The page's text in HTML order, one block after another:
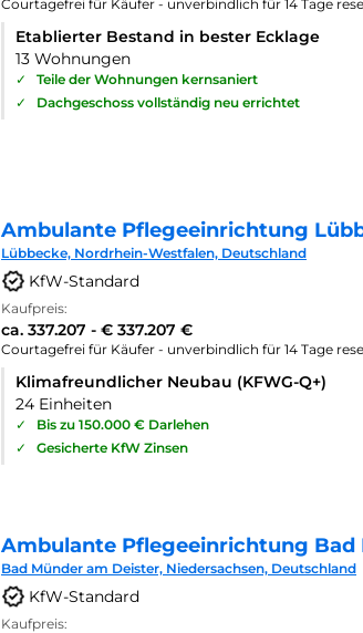
Courtagefrei für Käufer - unverbindlich für 14 Tage
Etablierter Bestand in bester Ecklage
13 Wohnungen
✓
Teile der Wohnungen kernsaniert
✓
Dachgeschoss vollständig neu errichtet
Ambulante Pflegeeinrichtung
Lübbecke, Nordrhein-Westfalen, Deutschland
KfW-Standard
Kaufpreis:
ca. 337.207 - € 337.207 €
Courtagefrei für Käufer - unverbindlich für 14 Tage
Klimafreundlicher Neubau (KFWG-Q+)
24 Einheiten
✓
Bis zu 150.000 € Darlehen
✓
Gesicherte KfW Zinsen
Ambulante Pflegeeinrichtung Bad
Bad Münder am Deister, Niedersachsen, Deutschland
KfW-Standard
Kaufpreis: